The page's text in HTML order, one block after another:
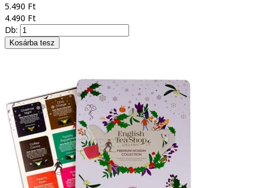
5.490 Ft
4.490 Ft
Db: